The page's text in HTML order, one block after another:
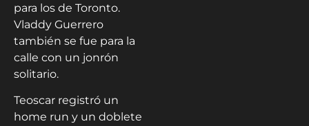
para los de Toronto.
Vladdy Guerrero
también se fue para la
calle con un jonrón
solitario.
Teoscar registró un
home run y un doblete